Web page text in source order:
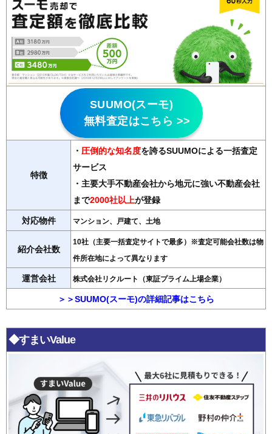
SUUMO(スーモ)
無料査定はこちら >>
特徴
・ 圧倒的な知名度を誇るSUUMOによる一括査定
サービス
・主要大手不動産会社から地元に強い不動産会社
まで2000社以上が登録
対応物件 マンション、戸建て、土地
紹介会社数
10社（主要一括査定サイトで最多）※査定可能会社数は物
件所在地によって異なります
運営会社 株式会社リクルート（東証プライム上場企業）
＞＞SUUMO(スーモ)の詳細記事はこちら
◆すまいValue